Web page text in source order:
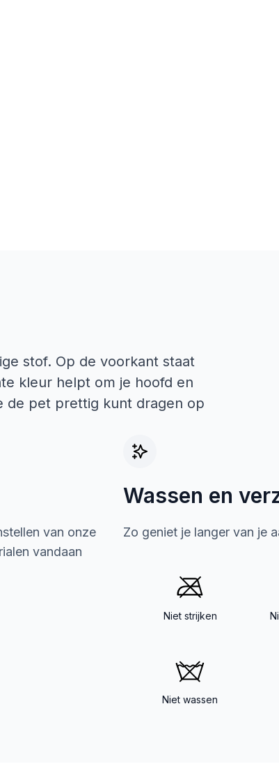
stof. Op de voorkant staat
kleur helpt om je hoofd en
de pet prettig kunt dragen op
van onze
vandaan
Wassen en
Zo geniet je langer van je
Niet strijken
Niet wassen